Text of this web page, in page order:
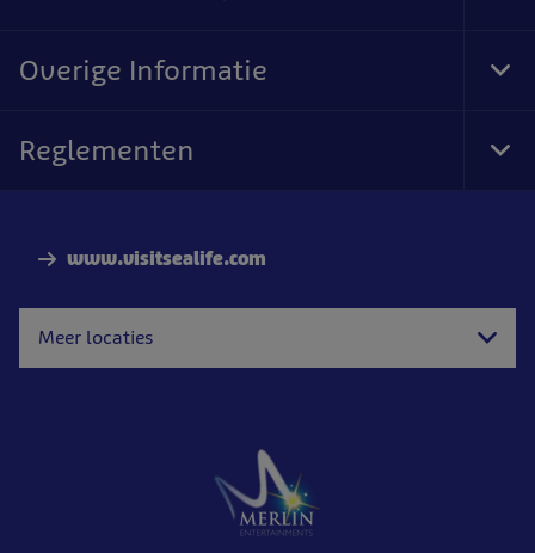
www.visitsealife.com
Meer locaties
Overige Informatie
Reglementen